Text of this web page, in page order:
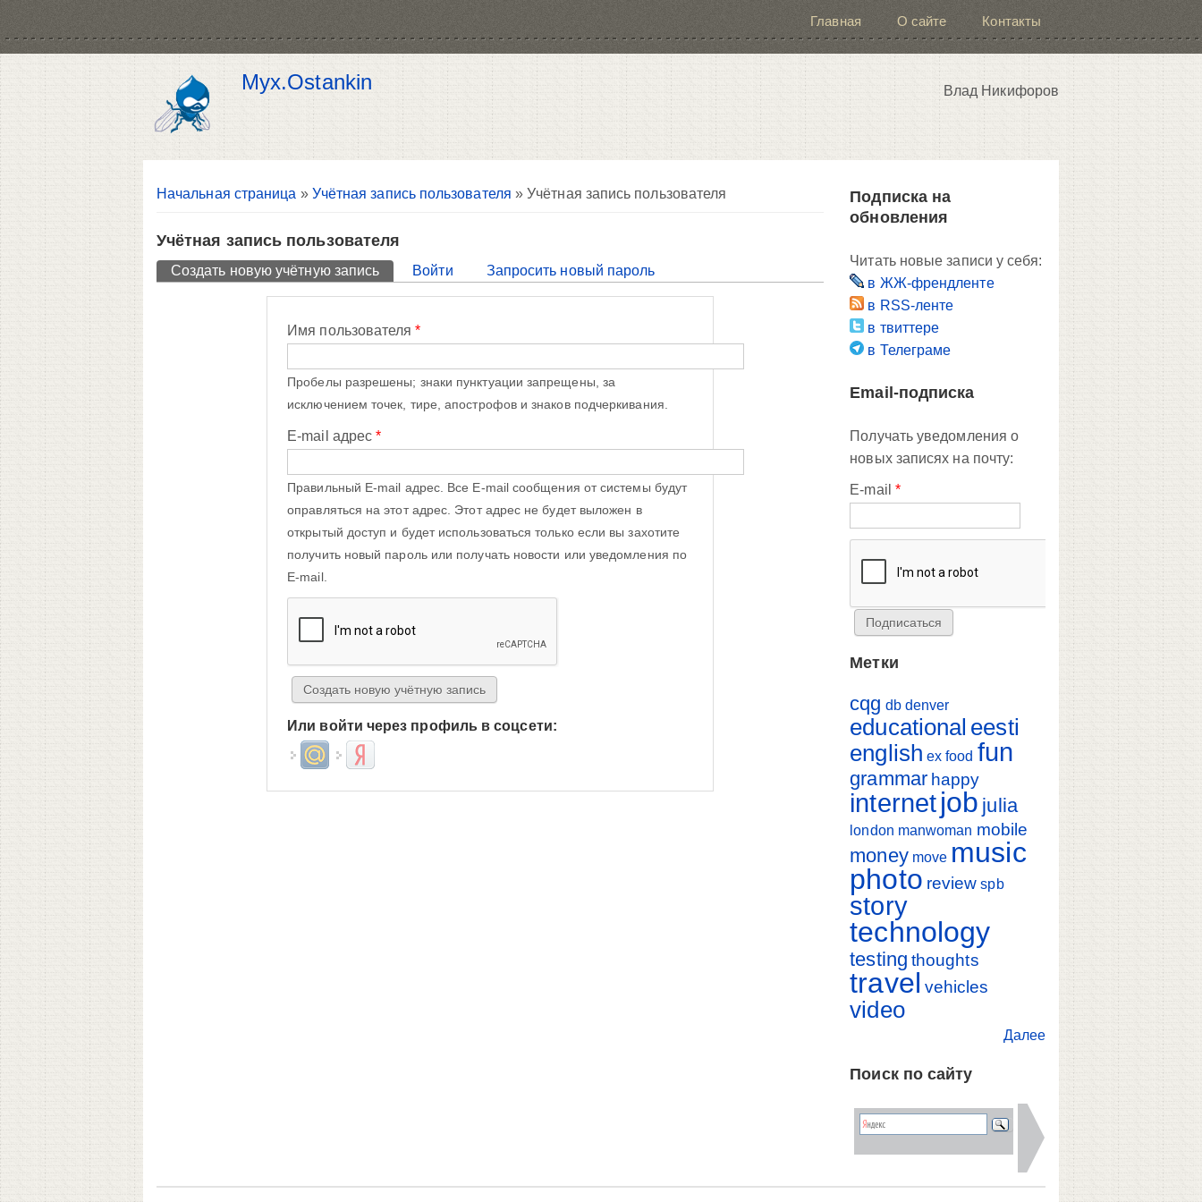
Главная О сайте Контакты
Myx.Ostankin Влад Никифоров
Вы здесь
Начальная страница » Учётная запись пользователя » Учётная запись пользователя
Учётная запись пользователя
Главные вкладки
Создать новую учётную запись (активная вкладка)
Войти Запросить новый пароль
Имя пользователя*
Пробелы разрешены; знаки пунктуации запрещены, за
исключением точек, тире, апострофов и знаков подчеркивания.
E-mail адрес*
Правильный E-mail адрес. Все E-mail сообщения от системы будут
оправляться на этот адрес. Этот адрес не будет выложен в
открытый доступ и будет использоваться только если вы захотите
получить новый пароль или получать новости или уведомления по
E-mail.
Или войти через профиль в соцсети:
Login with Mail.ruLogin with Яндекс
Подписка на
обновления
Читать новые записи у себя:
в ЖЖ-френдленте
в RSS-ленте
в твиттере
в Телеграме
Email-подписка
Получать уведомления о
новых записях на почту:
E-mail *
Метки
cqg db denver
educational eesti
english ex food fun
grammar happy
internetjob julia
london manwoman mobile
money move music
photo review spb
story
technology
testing thoughts
travel vehicles
video
Далее
Поиск по сайту